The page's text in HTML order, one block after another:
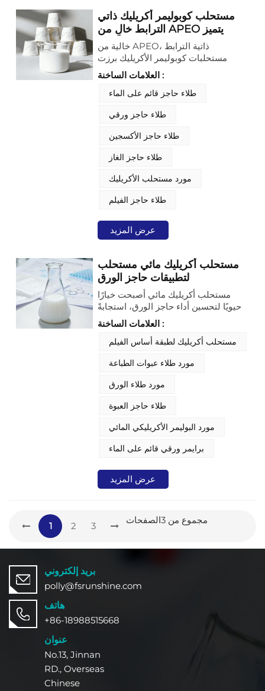
حاجز التغليف.
مستحلب كوبوليمر أكريليك ذاتي
الترابط خالٍ من APEO يتميز
بمقاومة ممتازة للشحوم للطباعة
على أكواب الورق
خالية من APEO، ذاتية الترابط
مستحلبات كوبوليمر الأكريليك برزت
كتقنية أساسية لتلبية متطلبات الأداء
والسلامة الصارمة لطباعة الأكواب الورقية
أحادية الاستخدام. صُمم مستحلب
طلاء متين وعملي يضمن جودة الطباعة
وسلامة المنتج. ويلبي هذا المستحلب
الطلب العالمي المباشر على عبوات أكثر
أمانًا تلامس الطعام، وذلك من خلال
التخلص من إيثوكسيلات الألكيلفينول
(APEOs) وغيرها من المواد الخطرة، بما
وأهداف الاستدامة.
العلامات الساخنة :
طلاء حاجز قائم على الماء
طلاء حاجز ورقي
طلاء حاجز الأكسجين
طلاء حاجز الغاز
مورد مستحلب الأكريليك
طلاء حاجز الفيلم
عرض المزيد
مستحلب أكريليك مائي مستحلب
لتطبيقات حاجز الورق
مستحلب أكريليك مائي أصبحت خيارًا
حيويًا لتحسين أداء حاجز الورق، استجابةً
للطلب المتزايد على مواد التغليف
المستدامة وعالية الأداء والمنتجات
الورقية العملية. بخلاف الطلاءات التقليدية
الطلاءات الماء كوسط تشتيت، ملتزمةً
الدائري. مزيجها الفريد من المرونة
والالتصاق وقدرات الحاجز القابلة
للتخصيص يجعلها مثالية لتعديل أسطح
الورق لمقاومة الرطوبة والزيوت والغازات
نظرة عامة على المنتج، ووصفه، وعمليات
الجوهرية لـ مستحلب أكريليك مائي في
العلامات الساخنة :
مستحلب أكريليك لطبقة أساس الفيلم
مورد طلاء عبوات الطباعة
مورد طلاء الورق
طلاء حاجز العبوة
مورد البوليمر الأكريليكي المائي
برايمر ورقي قائم على الماء
عرض المزيد
1 2 3
مجموع من 3الصفحات
بريد إلكتروني
polly@fsrunshine.com
هاتف
+86-18988515668
عنوان
No.13, Jinnan
RD., Overseas
Chinese